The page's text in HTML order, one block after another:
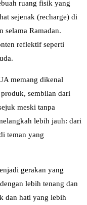
ruang fisik yang
sejenak (recharge) di
selama Ramadan.
reflektif seperti
memang dikenal
sembilan dari
meski tanpa
lebih jauh: dari
teman yang
gerakan yang
lebih tenang dan
dan hati yang lebih